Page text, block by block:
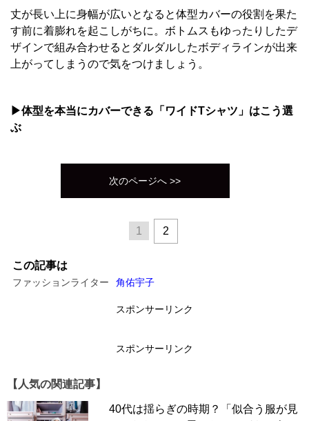
丈が長い上に身幅が広いとなると体型カバーの役割を果た
す前に着膨れを起こしがちに。ボトムスもゆったりしたデ
ザインで組み合わせるとダルダルしたボディラインが出来
上がってしまうので気をつけましょう。
▶体型を本当にカバーできる「ワイドTシャツ」はこう選
ぶ
次のページへ >>
1 2
この記事は
ファッションライター 角佑宇子
スポンサーリンク
スポンサーリンク
【人気の関連記事】
40代は揺らぎの時期？「似合う服が見